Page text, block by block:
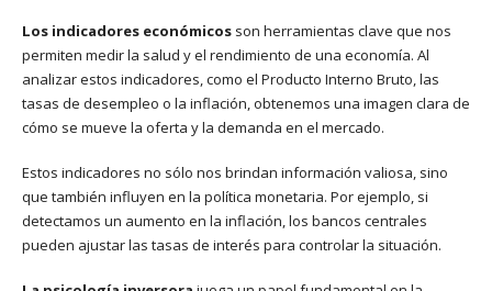
Los indicadores económicos son herramientas clave que nos
permiten medir la salud y el rendimiento de una economía. Al
analizar estos indicadores, como el Producto Interno Bruto, las
tasas de desempleo o la inflación, obtenemos una imagen clara de
cómo se mueve la oferta y la demanda en el mercado.
Estos indicadores no sólo nos brindan información valiosa, sino
que también influyen en la política monetaria. Por ejemplo, si
detectamos un aumento en la inflación, los bancos centrales
pueden ajustar las tasas de interés para controlar la situación.